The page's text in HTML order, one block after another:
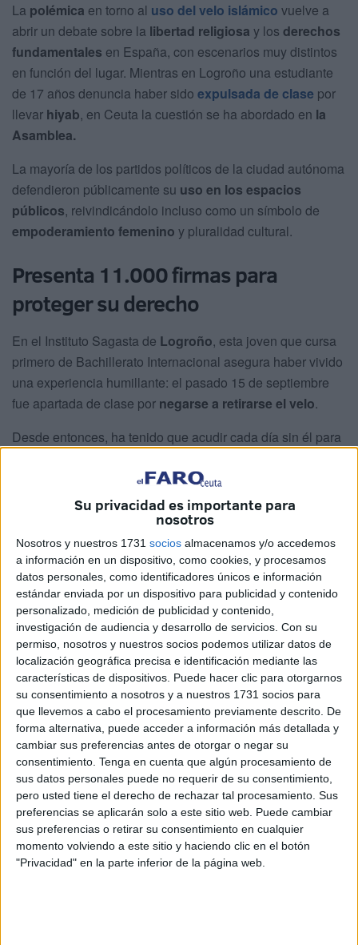
Su privacidad es importante para
nosotros
Nosotros y nuestros 1731 socios almacenamos y/o accedemos
a información en un dispositivo, como cookies, y procesamos
datos personales, como identificadores únicos e información
estándar enviada por un dispositivo para publicidad y contenido
personalizado, medición de publicidad y contenido,
investigación de audiencia y desarrollo de servicios. Con su
permiso, nosotros y nuestros socios podemos utilizar datos de
localización geográfica precisa e identificación mediante las
características de dispositivos. Puede hacer clic para otorgarnos
su consentimiento a nosotros y a nuestros 1731 socios para
que llevemos a cabo el procesamiento previamente descrito. De
forma alternativa, puede acceder a información más detallada y
cambiar sus preferencias antes de otorgar o negar su
consentimiento. Tenga en cuenta que algún procesamiento de
sus datos personales puede no requerir de su consentimiento,
pero usted tiene el derecho de rechazar tal procesamiento. Sus
preferencias se aplicarán solo a este sitio web. Puede cambiar
sus preferencias o retirar su consentimiento en cualquier
momento volviendo a este sitio y haciendo clic en el botón
"Privacidad" en la parte inferior de la página web.
La polémica en torno al uso del velo islámico vuelve a
abrir un debate sobre la libertad religiosa y los derechos
fundamentales en España, con escenarios muy distintos
en función del lugar. Mientras en Logroño una estudiante
de 17 años denuncia haber sido expulsada de clase por
llevar hiyab, en Ceuta la cuestión se ha abordado en la
Asamblea.
La mayoría de los partidos políticos de la ciudad autónoma
defendieron públicamente su uso en los espacios
públicos, reivindicándolo incluso como un símbolo de
empoderamiento femenino y pluralidad cultural.
Presenta 11.000 firmas para
proteger su derecho
En el Instituto Sagasta de Logroño, esta joven que cursa
primero de Bachillerato Internacional asegura haber vivido
una experiencia humillante: el pasado 15 de septiembre
fue apartada de clase por negarse a retirarse el velo.
Desde entonces, ha tenido que acudir cada día sin él para
en el reglamento del centro no figura ninguna
prohibición específica sobre el hiyab, aunquesí se
limita el uso de gorras, capuchas o gorros dentro del
edificio.
La alumna, que ha presentadomás de 11.000 firmasen
la Consejería de Educación de La Rioja y ha iniciado una
campaña en plataformas digitales, defiende que la
Constitución protege su derecho a la libertad religiosa y de
expresión. “Esto no es laicidad, España es democrática y
tieneuna Constitución que hay que cumplir”, afirmó en
declaraciones públicas. Asegura además que lleva el velo
por decisión propia y que considera humillante que se le
obligue a retirarlo.
“No es un trozo de tela, sino un
símbolo de empoderamiento
femenino"